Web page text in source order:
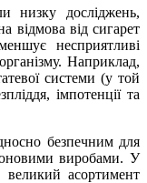
низку досліджень,
відмова від сигарет
несприятливі
Наприклад,
системи (у той
імпотенції та
безпечним для
виробами. У
великий асортимент